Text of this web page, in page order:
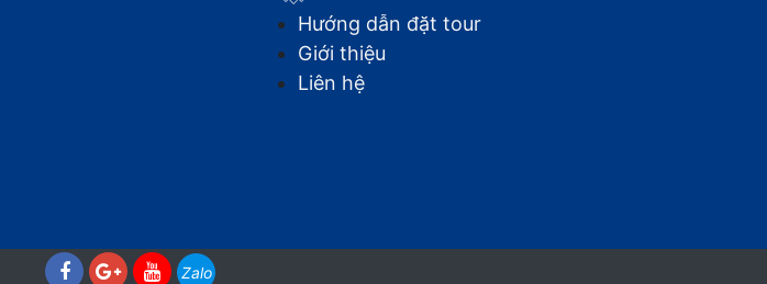
Hướng dẫn đặt tour
Giới thiệu
Liên hệ
Zalo